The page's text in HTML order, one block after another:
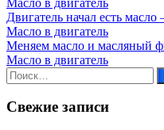
Двигатель начал есть масло
Масло в двигатель
Меняем масло и масляный
Масло в двигатель
Найти:
Свежие записи